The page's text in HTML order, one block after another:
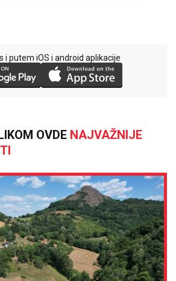
i putem iOS i android aplikacije
OVDE NAJVAŽNIJE